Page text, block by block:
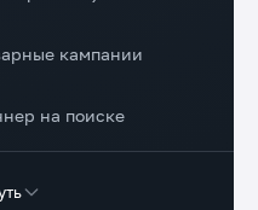
кампании
на поиске
в подарок